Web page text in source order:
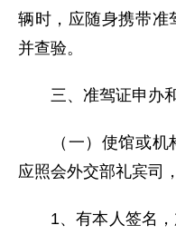
辆时，应随身携带准
并查验。
三、准驾证申办
（一）使馆或机
应照会外交部礼宾司
1、有本人签名，